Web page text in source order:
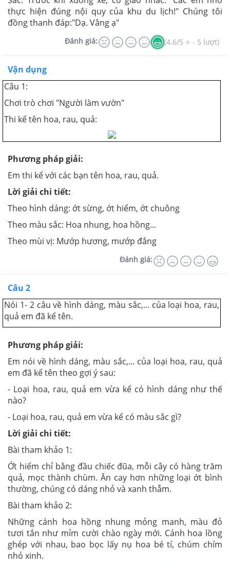
thực hiện đúng nội quy của khu du lịch!" Chúng tôi
đồng thanh đáp:"Dạ. Vâng ạ"
Đánh giá: (4.6/5 ⭐ - 5 lượt)
Vận dụng
Câu 1:
Chơi trò chơi "Người làm vườn"
Thi kể tên hoa, rau, quả:
Phương pháp giải:
Em thi kể với các bạn tên hoa, rau, quả.
Lời giải chi tiết:
Theo hình dáng: ớt sừng, ớt hiểm, ớt chuông
Theo màu sắc: Hoa nhung, hoa hồng...
Theo mùi vị: Mướp hương, mướp đắng
Đánh giá:
Câu 2
Nói 1- 2 câu về hình dáng, màu sắc,... của loại hoa, rau,
quả em đã kể tên.
Phương pháp giải:
Em nói về hình dáng, màu sắc,... của loại hoa, rau, quả
em đã kể tên theo gợi ý sau:
- Loại hoa, rau, quả em vừa kể có hình dáng như thế
nào?
- Loại hoa, rau, quả em vừa kể có màu sắc gì?
Lời giải chi tiết:
Bài tham khảo 1:
Ớt hiểm chỉ bằng đầu chiếc đũa, mỗi cây có hàng trăm
quả, mọc thành chùm. Ăn cay hơn những loại ớt bình
thường, chúng có dáng nhỏ và xanh thẫm.
Bài tham khảo 2:
Những cánh hoa hồng nhung mỏng manh, màu đỏ
tươi tắn như mỉm cười chào ngày mới. Cánh hoa lồng
ghép với nhau, bao bọc lấy nụ hoa bé tí, chúm chím
nhỏ xinh.